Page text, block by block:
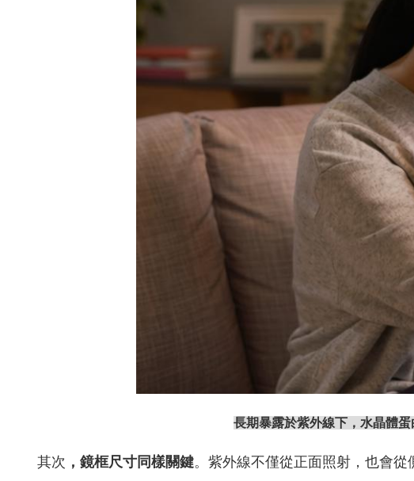
長期暴露於紫外線下，水晶體
其次 ，鏡框尺寸同樣關鍵。紫外線不僅從正面照射，也會